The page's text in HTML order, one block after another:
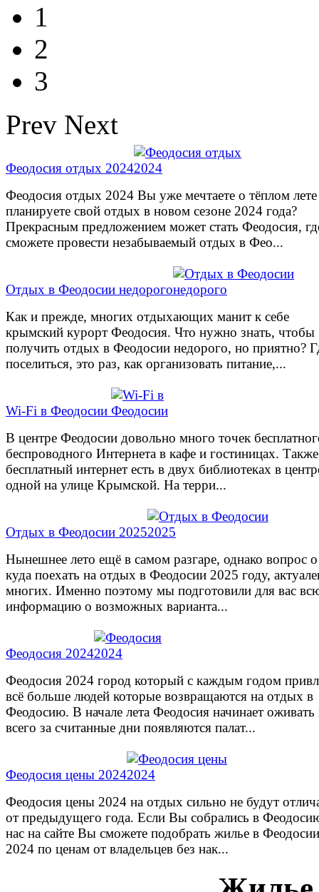
1
2
3
Prev Next
Феодосия отдых 2024
Феодосия отдых 2024 Вы уже мечтаете о тёплом
планируете свой отдых в новом сезоне 2024 года?
Прекрасным предложением может стать Феодосия,
сможете провести незабываемый отдых в Фео...
Отдых в Феодосии недорого
Как и прежде, многих отдыхающих манит к себе
крымский курорт Феодосия. Что нужно знать, чтобы
получить отдых в Феодосии недорого, но приятно?
поселиться, это раз, как организовать питание,...
Wi-Fi в Феодосии
В центре Феодосии довольно много точек
беспроводного Интернета в кафе и гостиницах. Также
бесплатный интернет есть в двух библиотеках в
одной на улице Крымской. На терри...
Отдых в Феодосии 2025
Нынешнее лето ещё в самом разгаре, однако вопрос
куда поехать на отдых в Феодосии 2025 году,
многих. Именно поэтому мы подготовили для вас
информацию о возможных варианта...
Феодосия 2024
Феодосия 2024 город который с каждым годом
всё больше людей которые возвращаются на отдых в
Феодосию. В начале лета Феодосия начинает оживать
всего за считанные дни появляются палат...
Феодосия цены 2024
Феодосия цены 2024 на отдых сильно не будут
от предыдущего года. Если Вы собрались в
нас на сайте Вы сможете подобрать жилье в Феодосии
2024 по ценам от владельцев без нак...